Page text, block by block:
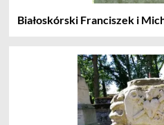
Białoskórski Franciszek i